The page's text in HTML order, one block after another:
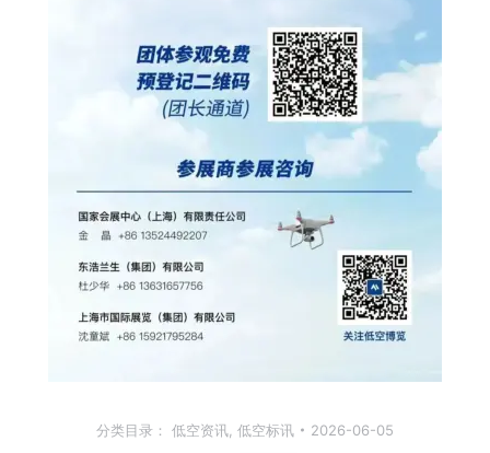
分类目录： 低空资讯 低空标讯
2026-06-05